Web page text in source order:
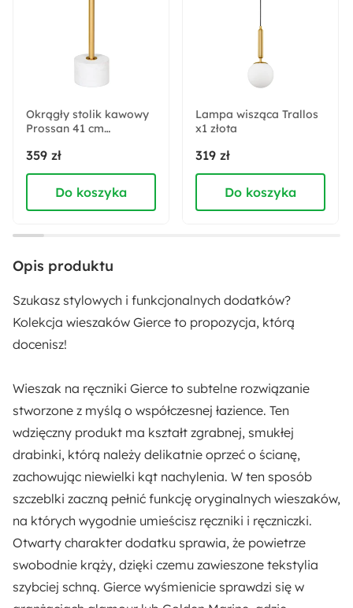
Do samodzielnego montażu
Ilość paczek:
1
Długość:
2.2 cm
Rodzaj:
Stojący
Materiał:
Metal
Pomieszczenie:
Łazienka
Okrągły stolik kawowy
Prossan 41 cm
mosiądzu
359 zł
Do koszyka
Lampa wisząca Trallos
x1 złota
319 zł
Do koszyka
Opis produktu
Szukasz stylowych i funkcjonalnych dodatków?
Kolekcja wieszaków Gierce to propozycja, którą
docenisz!
Wieszak na ręczniki Gierce to subtelne rozwiązanie
stworzone z myślą o współczesnej łazience. Ten
wdzięczny produkt ma kształt zgrabnej, smukłej
drabinki, którą należy delikatnie oprzeć o ścianę,
zachowując niewielki kąt nachylenia. W ten sposób
szczeblki zaczną pełnić funkcję oryginalnych wieszaków,
na których wygodnie umieścisz ręczniki i ręczniczki.
Otwarty charakter dodatku sprawia, że powietrze
swobodnie krąży, dzięki czemu zawieszone tekstylia
szybciej schną. Gierce wyśmienicie sprawdzi się w